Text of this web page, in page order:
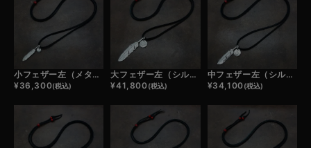
小フェザー左（メタル）×極小メタルチャーム×鹿革紐×アンティークビーズ/ネックレスカスタム
¥36,300(税込)
大フェザー左（シルバー）×小メタルチャーム×鹿革紐×アンティークビーズ/ネックレスカスタム
¥41,800(税込)
中フェザー左（シルバー）×小メタルチャーム×鹿革紐×アンティークビーズ/ネックレスカスタム
¥34,100(税込)